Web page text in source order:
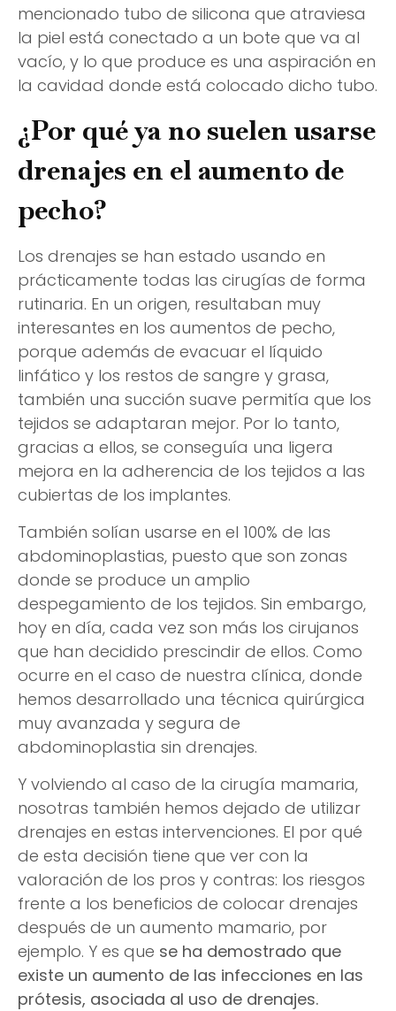
mencionado tubo de silicona que atraviesa
la piel está conectado a un bote que va al
vacío, y lo que produce es una aspiración en
la cavidad donde está colocado dicho tubo.
¿Por qué ya no suelen usarse
drenajes en el aumento de
pecho?
Los drenajes se han estado usando en
prácticamente todas las cirugías de forma
rutinaria. En un origen, resultaban muy
interesantes en los aumentos de pecho,
porque además de evacuar el líquido
linfático y los restos de sangre y grasa,
también una succión suave permitía que los
tejidos se adaptaran mejor. Por lo tanto,
gracias a ellos, se conseguía una ligera
mejora en la adherencia de los tejidos a las
cubiertas de los implantes.
También solían usarse en el 100% de las
abdominoplastias, puesto que son zonas
donde se produce un amplio
despegamiento de los tejidos. Sin embargo,
hoy en día, cada vez son más los cirujanos
que han decidido prescindir de ellos. Como
ocurre en el caso de nuestra clínica, donde
hemos desarrollado una técnica quirúrgica
muy avanzada y segura de
abdominoplastia sin drenajes.
Y volviendo al caso de la cirugía mamaria,
nosotras también hemos dejado de utilizar
drenajes en estas intervenciones. El por qué
de esta decisión tiene que ver con la
valoración de los pros y contras: los riesgos
frente a los beneficios de colocar drenajes
después de un aumento mamario, por
ejemplo. Y es que se ha demostrado que
existe un aumento de las infecciones en las
prótesis, asociada al uso de drenajes.